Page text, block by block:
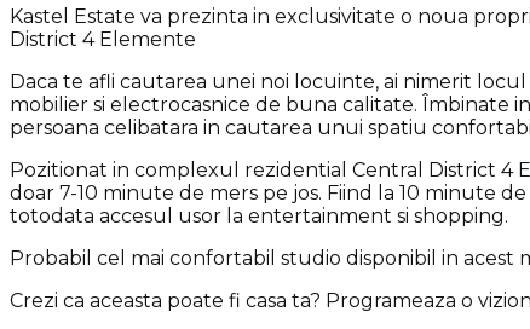
Kastel Estate va prezinta in exclusivitate o noua
District 4 Elemente
Daca te afli cautarea unei noi locuinte, ai nimerit
mobilier si electrocasnice de buna calitate. Îmbinate
persoana celibatara in cautarea unui spatiu
Pozitionat in complexul rezidential Central District 4
doar 7-10 minute de mers pe jos. Fiind la 10 minute
totodata accesul usor la entertainment si shopping.
Probabil cel mai confortabil studio disponibil in
Crezi ca aceasta poate fi casa ta? Programeaza o